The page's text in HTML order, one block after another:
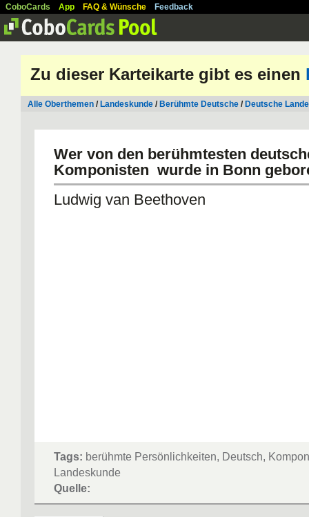
CoboCards App FAQ & Wünsche Feedback
Zu dieser Karteikarte gibt es einen
Alle Oberthemen / Landeskunde / Berühmte Deutsche / Deutsche
Wer von den berühmtesten
Komponisten wurde in Bonn
Ludwig van Beethoven
Tags: berühmte Persönlichkeiten, Deutsch,
Landeskunde
Quelle: